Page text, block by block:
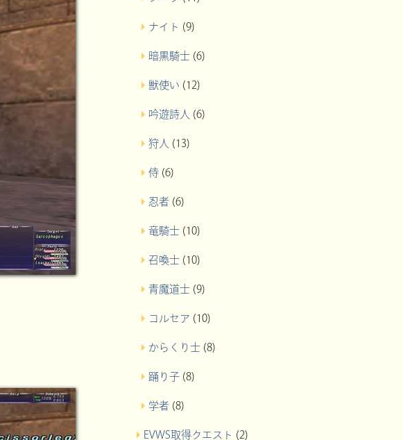
ナイト (9)
暗黒騎士 (6)
獣使い (12)
吟遊詩人 (6)
狩人 (13)
侍 (6)
忍者 (6)
竜騎士 (10)
召喚士 (10)
青魔道士 (9)
コルセア (10)
からくり士 (8)
踊り子 (8)
学者 (8)
EVWS取得クエスト (2)